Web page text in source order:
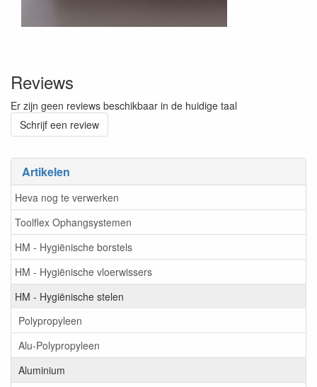
Artikelen
Heva nog te verwerken
Toolflex Ophangsystemen
HM - Hygiënische borstels
HM - Hygiënische vloerwissers
HM - Hygiënische stelen
Polypropyleen
Alu-Polypropyleen
Aluminium
Reviews
Er zijn geen reviews beschikbaar in de huidige taal
Schrijf een review